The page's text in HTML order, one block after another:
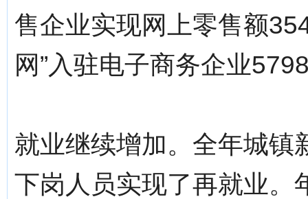
售企业实现网上零售额
网”入驻电子商务企业
就业继续增加。全年城镇
下岗人员实现了再就业。